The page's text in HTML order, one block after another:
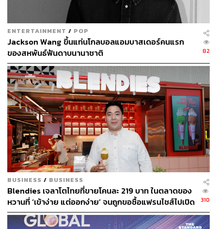
ENTERTAINMENT / POP
Jackson Wang ขึ้นแท่นโกลบอลแอมบาสเดอร์คนแรก
ของสหพันธ์ฟันดาบนานาชาติ
82
BUSINESS / BUSINESS
Blendies เจลาโตไทยที่ขายโคนละ 219 บาท ในตลาดของ
หวานที่ ‘เข้าง่าย แต่ออกง่าย’ จนถูกขอซื้อแฟรนไชส์ไปเปิด
ฮ่องกง
310